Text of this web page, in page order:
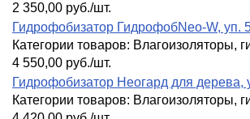
2 350,00 руб./шт.
Гидрофобизатор ГидрофобNeo-W, уп.
Категории товаров: Влагоизоляторы,
4 550,00 руб./шт.
Гидрофобизатор Неогард для дерева,
Категории товаров: Влагоизоляторы,